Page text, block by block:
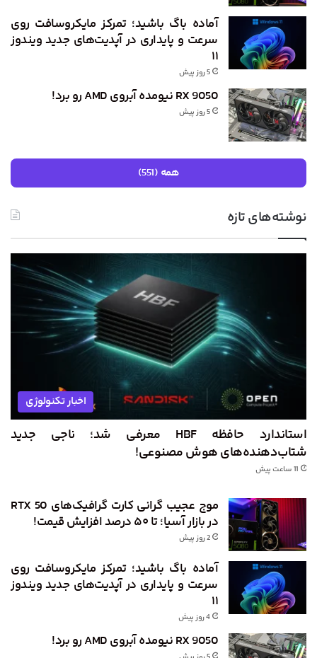
آماده باگ باشید؛ تمرکز مایکروسافت روی
سرعت و پایداری در آپدیت‌های جدید ویندوز
۱۱
5 روز پیش
RX 9050 نیومده آبروی AMD رو برد!
5 روز پیش
همه (551)
نوشته‌های تازه
اخبار تکنولوژی
استاندارد حافظه HBF معرفی شد؛ ناجی جدید
شتاب‌دهنده‌های هوش مصنوعی!
11 ساعت پیش
موج عجیب گرانی کارت گرافیک‌های RTX 50
در بازار آسیا؛ تا ۵۰ درصد افزایش قیمت!
2 روز پیش
آماده باگ باشید؛ تمرکز مایکروسافت روی
سرعت و پایداری در آپدیت‌های جدید ویندوز
۱۱
4 روز پیش
RX 9050 نیومده آبروی AMD رو برد!